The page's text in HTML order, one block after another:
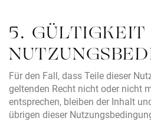
5. GÜLTIGKEIT
Für den Fall, dass Teile dieser
geltenden Recht nicht oder nicht
entsprechen, bleiben der Inhalt
übrigen dieser